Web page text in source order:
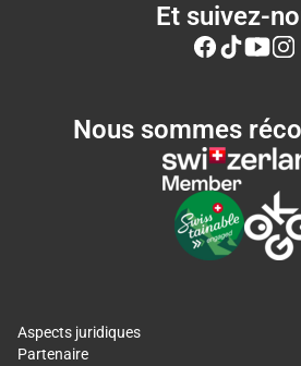
Et suivez-
Nous sommes
Aspects juridiques
Partenaire